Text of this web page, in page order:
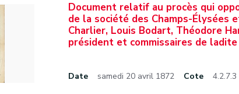
Document relatif au procès qui
de la société des Champs-Élysées
Charlier, Louis Bodart, Théodore
président et commissaires de
Date samedi 20 avril 1872 Cote 4.2.7.3